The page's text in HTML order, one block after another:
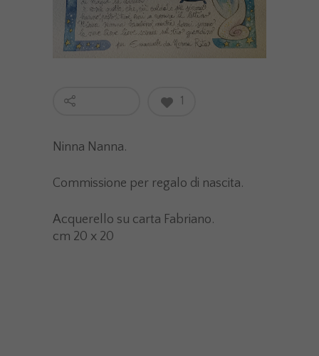
1
Ninna Nanna.
Commissione per regalo di nascita.
Acquerello su carta Fabriano.
cm 20 x 20